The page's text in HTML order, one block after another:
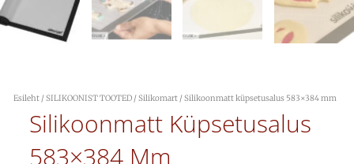
Esileht /SILIKOONIST TOOTED /Silikomart / Silikoonmatt küpsetusalus 583×384 mm
Silikoonmatt Küpsetusalus
583×384 Mm